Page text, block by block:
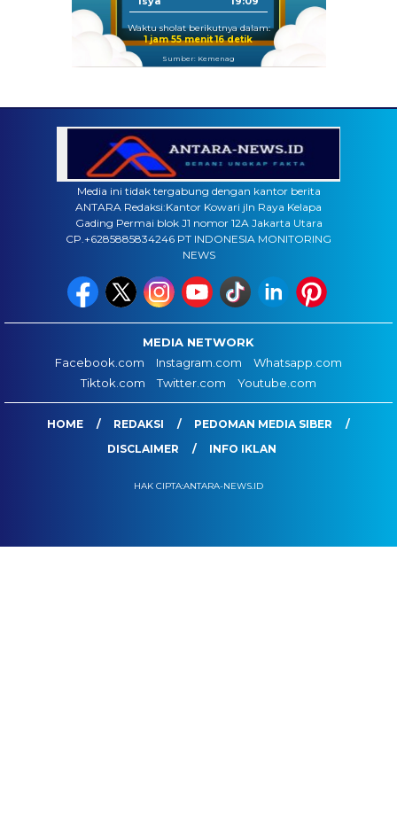
Waktu sholat berikutnya dalam:
1 jam 55 menit 15 detik
Sumber: Kemenag
Media ini tidak tergabung dengan kantor berita
ANTARA Redaksi:Kantor Kowari jln Raya Kelapa
Gading Permai blok J1 nomor 12A Jakarta Utara
CP.+6285885834246 PT INDONESIA MONITORING
NEWS
MEDIA NETWORK
Facebook.com
Instagram.com
Whatsapp.com
Tiktok.com
Twitter.com Youtube.com
HOME REDAKSI
PEDOMAN MEDIA SIBER
DISCLAIMER
INFO IKLAN
HAK CIPTA:ANTARA-NEWS.ID